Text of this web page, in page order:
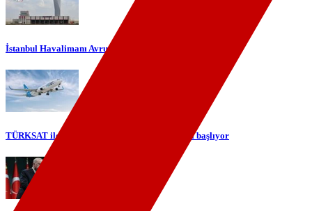
İstanbul Havalimanı Avrupa'nın en yoğun havalimanı oldu
TÜRKSAT ile gökyüzünde yerli internet dönemi başlıyor